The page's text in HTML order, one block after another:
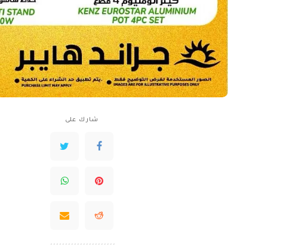
شارك على